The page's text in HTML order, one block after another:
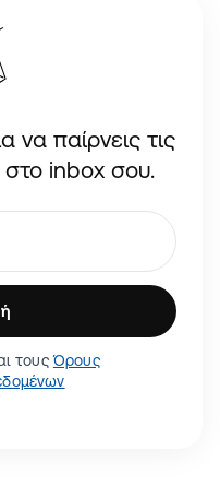
να παίρνεις τις
στο inbox σου.
τουςΌρους